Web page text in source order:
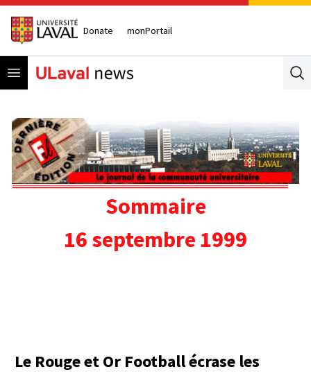
Donate monPortail
Open menu
Sommaire
16 septembre 1999
Le Rouge et Or Football écrase les